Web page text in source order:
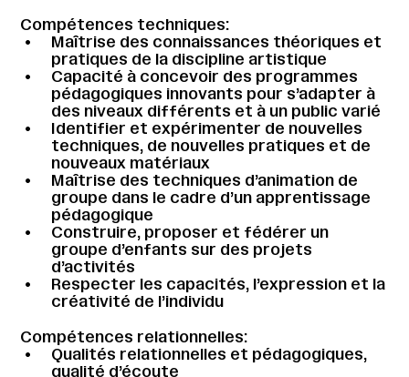
Compétences techniques:
Maîtrise des connaissances théoriques et
pratiques de la discipline artistique
Capacité à concevoir des programmes
pédagogiques innovants pour s’adapter à
des niveaux différents et à un public varié
Identifier et expérimenter de nouvelles
techniques, de nouvelles pratiques et de
nouveaux matériaux
Maîtrise des techniques d’animation de
groupe dans le cadre d’un apprentissage
pédagogique
Construire, proposer et fédérer un
groupe d’enfants sur des projets
d’activités
Respecter les capacités, l’expression et la
créativité de l’individu
Compétences relationnelles:
Qualités relationnelles et pédagogiques,
qualité d’écoute